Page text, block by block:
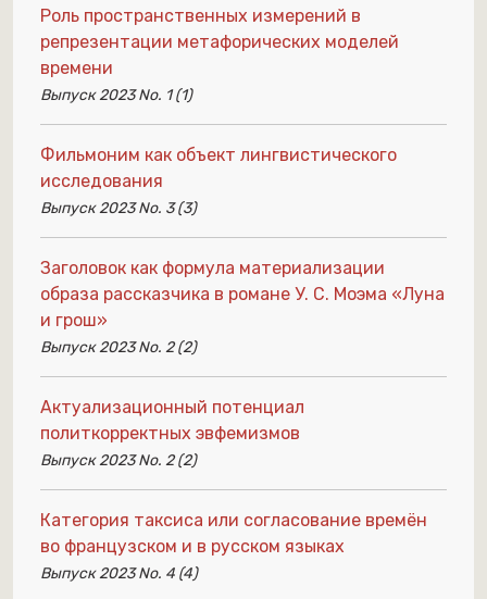
Роль пространственных измерений в
репрезентации метафорических моделей
времени
Выпуск 2023 No. 1 (1)
Фильмоним как объект лингвистического
исследования
Выпуск 2023 No. 3 (3)
Заголовок как формула материализации
образа рассказчика в романе У. С. Моэма «Луна
и грош»
Выпуск 2023 No. 2 (2)
Актуализационный потенциал
политкорректных эвфемизмов
Выпуск 2023 No. 2 (2)
Категория таксиса или согласование времён
во французском и в русском языках
Выпуск 2023 No. 4 (4)